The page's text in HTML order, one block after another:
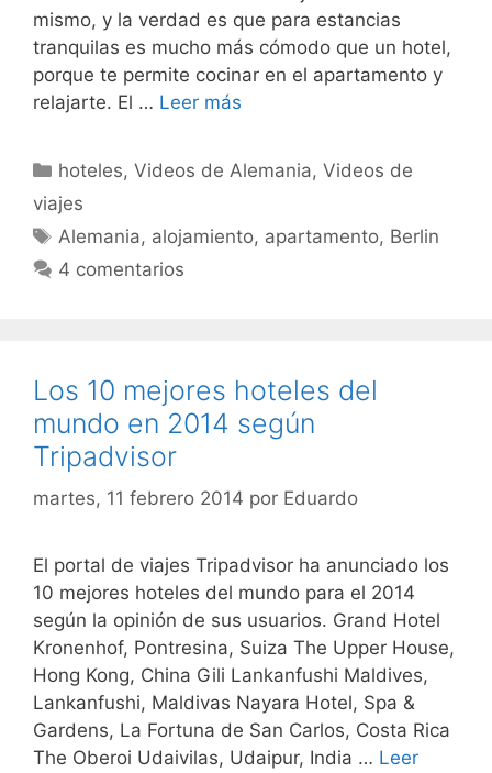
mismo, y la verdad es que para estancias
tranquilas es mucho más cómodo que un hotel,
porque te permite cocinar en el apartamento y
relajarte. El … Leer más
Categorías
hoteles,Videos de Alemania,Videos de
viajes
Etiquetas
Alemania, alojamiento, apartamento, Berlin
4 comentarios
Los 10 mejores hoteles del
mundo en 2014 según
Tripadvisor
martes, 11 febrero 2014 por Eduardo
El portal de viajes Tripadvisor ha anunciado los
10 mejores hoteles del mundo para el 2014
según la opinión de sus usuarios. Grand Hotel
Kronenhof, Pontresina, Suiza The Upper House,
Hong Kong, China Gili Lankanfushi Maldives,
Lankanfushi, Maldivas Nayara Hotel, Spa &
Gardens, La Fortuna de San Carlos, Costa Rica
The Oberoi Udaivilas, Udaipur, India … Leer